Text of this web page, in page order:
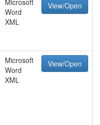
Microsoft
Word
XML
View/Open
Microsoft
Word
XML
View/Open